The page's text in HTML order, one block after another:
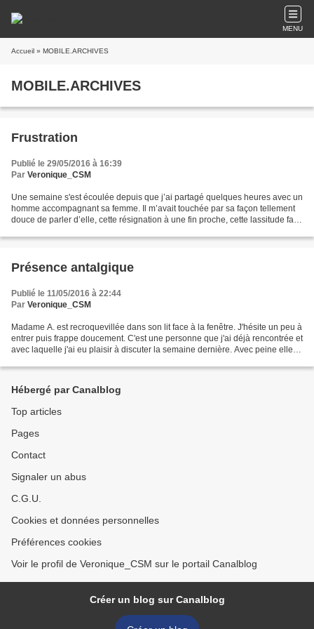
MENU
Accueil » MOBILE.ARCHIVES
MOBILE.ARCHIVES
Frustration
Publié le 29/05/2016 à 16:39
Par Veronique_CSM
Une semaine s'est écoulée depuis que j’ai partagé quelques heures avec un
homme accompagnant sa femme. Il m’avait touchée par sa façon tellement
douce de parler d’elle, cette résignation à une fin proche, cette lassitude face
Présence antalgique
Publié le 11/05/2016 à 22:44
Par Veronique_CSM
Madame A. est recroquevillée dans son lit face à la fenêtre. J'hésite un peu à
entrer puis frappe doucement. C'est une personne que j'ai déjà rencontrée et
avec laquelle j'ai eu plaisir à discuter la semaine dernière. Avec peine elle
Hébergé par Canalblog
Top articles
Pages
Contact
Signaler un abus
C.G.U.
Cookies et données personnelles
Préférences cookies
Voir le profil de Veronique_CSM sur le portail Canalblog
Créer un blog sur Canalblog